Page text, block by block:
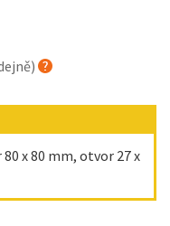
x 80 mm, otvor 27 x